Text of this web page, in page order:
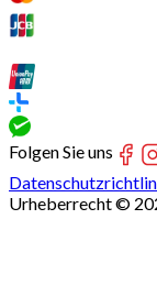
Folgen Sie uns
Urheberrecht ©